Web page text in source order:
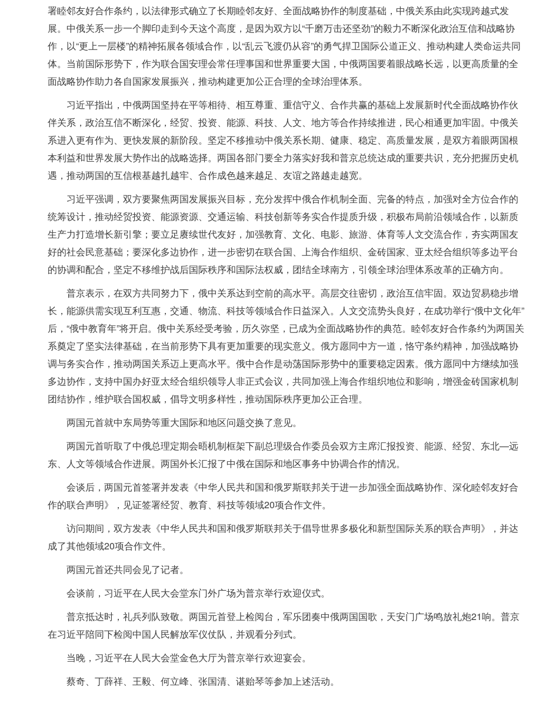
署睦邻友好合作条约，以法律形式确立了长期睦邻友好、全面战略协作的制度基础，中俄关系由此实现跨越式发
展。中俄关系一步一个脚印走到今天这个高度，是因为双方以“千磨万击还坚劲”的毅力不断深化政治互信和战略协
作，以“更上一层楼”的精神拓展各领域合作，以“乱云飞渡仍从容”的勇气捍卫国际公道正义、推动构建人类命运共同
体。当前国际形势下，作为联合国安理会常任理事国和世界重要大国，中俄两国要着眼战略长远，以更高质量的全
面战略协作助力各自国家发展振兴，推动构建更加公正合理的全球治理体系。
习近平指出，中俄两国坚持在平等相待、相互尊重、重信守义、合作共赢的基础上发展新时代全面战略协作伙
伴关系，政治互信不断深化，经贸、投资、能源、科技、人文、地方等合作持续推进，民心相通更加牢固。中俄关
系进入更有作为、更快发展的新阶段。坚定不移推动中俄关系长期、健康、稳定、高质量发展，是双方着眼两国根
本利益和世界发展大势作出的战略选择。两国各部门要全力落实好我和普京总统达成的重要共识，充分把握历史机
遇，推动两国的互信根基越扎越牢、合作成色越来越足、友谊之路越走越宽。
习近平强调，双方要聚焦两国发展振兴目标，充分发挥中俄合作机制全面、完备的特点，加强对全方位合作的
统筹设计，推动经贸投资、能源资源、交通运输、科技创新等务实合作提质升级，积极布局前沿领域合作，以新质
生产力打造增长新引擎；要立足赓续世代友好，加强教育、文化、电影、旅游、体育等人文交流合作，夯实两国友
好的社会民意基础；要深化多边协作，进一步密切在联合国、上海合作组织、金砖国家、亚太经合组织等多边平台
的协调和配合，坚定不移维护战后国际秩序和国际法权威，团结全球南方，引领全球治理体系改革的正确方向。
普京表示，在双方共同努力下，俄中关系达到空前的高水平。高层交往密切，政治互信牢固。双边贸易稳步增
长，能源供需实现互利互惠，交通、物流、科技等领域合作日益深入。人文交流势头良好，在成功举行“俄中文化年”
后，“俄中教育年”将开启。俄中关系经受考验，历久弥坚，已成为全面战略协作的典范。睦邻友好合作条约为两国关
系奠定了坚实法律基础，在当前形势下具有更加重要的现实意义。俄方愿同中方一道，恪守条约精神，加强战略协
调与务实合作，推动两国关系迈上更高水平。俄中合作是动荡国际形势中的重要稳定因素。俄方愿同中方继续加强
多边协作，支持中国办好亚太经合组织领导人非正式会议，共同加强上海合作组织地位和影响，增强金砖国家机制
团结协作，维护联合国权威，倡导文明多样性，推动国际秩序更加公正合理。
两国元首就中东局势等重大国际和地区问题交换了意见。
两国元首听取了中俄总理定期会晤机制框架下副总理级合作委员会双方主席汇报投资、能源、经贸、东北—远
东、人文等领域合作进展。两国外长汇报了中俄在国际和地区事务中协调合作的情况。
会谈后，两国元首签署并发表《中华人民共和国和俄罗斯联邦关于进一步加强全面战略协作、深化睦邻友好合
作的联合声明》，见证签署经贸、教育、科技等领域20项合作文件。
访问期间，双方发表《中华人民共和国和俄罗斯联邦关于倡导世界多极化和新型国际关系的联合声明》，并达
成了其他领域20项合作文件。
两国元首还共同会见了记者。
会谈前，习近平在人民大会堂东门外广场为普京举行欢迎仪式。
普京抵达时，礼兵列队致敬。两国元首登上检阅台，军乐团奏中俄两国国歌，天安门广场鸣放礼炮21响。普京
在习近平陪同下检阅中国人民解放军仪仗队，并观看分列式。
当晚，习近平在人民大会堂金色大厅为普京举行欢迎宴会。
蔡奇、丁薛祥、王毅、何立峰、张国清、谌贻琴等参加上述活动。